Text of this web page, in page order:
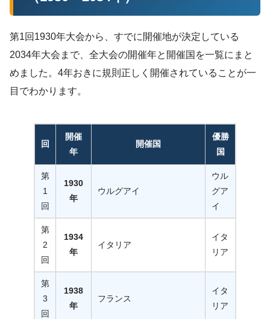
第1回1930年大会から、すでに開催地が決定している
2034年大会まで、全大会の開催年と開催国を一覧にまと
めました。4年おきに規則正しく開催されていることが一
目でわかります。
回
開催
年
開催国
優勝
国
第
1
回
1930
年
ウルグアイ
ウル
グア
イ
第
2
回
1934
年
イタリア
イタ
リア
第
3
回
1938
年
フランス
イタ
リア